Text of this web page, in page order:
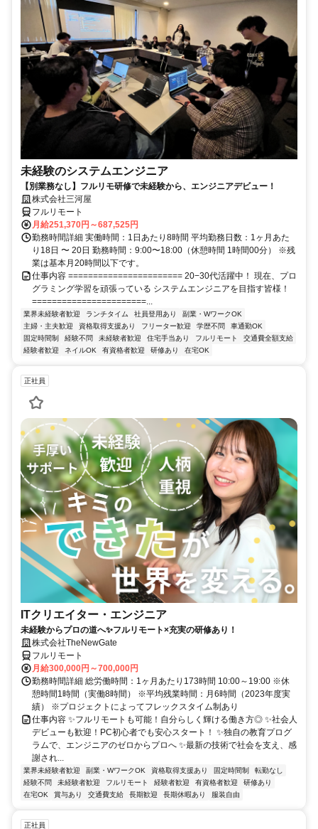
未経験のシステムエンジニア
【別業務なし】フルリモ研修で未経験から、エンジニアデビュー！
株式会社三河屋
フルリモート
月給251,370円～687,525円
勤務時間詳細 実働時間：1日あたり8時間 平均勤務日数：1ヶ月あた
り18日 〜 20日 勤務時間：9:00〜18:00（休憩時間 1時間00分） ※残
業は基本月20時間以下です。
仕事内容 ======================= 20−30代活躍中！ 現在、プロ
グラミング学習を頑張っている システムエンジニアを目指す皆様！
=======================...
業界未経験者歓迎 ランチタイム 社員登用あり
副業・WワークOK
主婦・主夫歓迎
資格取得支援あり フリーター歓迎 学歴不問
車通勤OK
固定時間制
経験不問 未経験者歓迎 住宅手当あり フルリモート
交通費全額支給
経験者歓迎
ネイルOK 有資格者歓迎 研修あり 在宅OK
正社員
ITクリエイター・エンジニア
未経験からプロの道へ✨フルリモート×充実の研修あり！
株式会社TheNewGate
フルリモート
月給300,000円～700,000円
勤務時間詳細 総労働時間：1ヶ月あたり173時間 10:00～19:00 ※休
憩時間1時間（実働8時間） ※平均残業時間：月6時間（2023年度実
績） ※プロジェクトによってフレックスタイム制あり
仕事内容 ✨フルリモートも可能！自分らしく輝ける働き方◎ ✨社会人
デビューも歓迎！PC初心者でも安心スタート！ ✨独自の教育プログ
ラムで、エンジニアのゼロからプロへ ✨最新の技術で社会を支え、感
謝され...
業界未経験者歓迎 副業・WワークOK 資格取得支援あり 固定時間制
転勤なし
経験不問
未経験者歓迎 フルリモート 経験者歓迎 有資格者歓迎
研修あり
在宅OK
賞与あり 交通費支給 長期歓迎 長期休暇あり 服装自由
正社員